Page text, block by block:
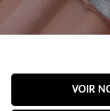
VOIR